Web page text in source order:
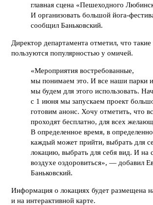
главная сцена «Пешеходного
И организовать большой йога-
сообщил Баньковский.
Директор департамента отметил, что такие
пользуются популярностью у омичей.
«Мероприятия востребованные,
мы понимаем это. И все наши парки
мы будем для этого использовать.
с 1 июня мы запускаем проект
готовим анонс. Хочу отметить, что
проходят бесплатно, для всех
В определенное время, в
каждый может прийти, выбрать для
локацию, выбрать для себя вид. И на
воздухе оздоровиться», — добавил
Баньковский.
Информация о локациях будет размещена
и на интерактивной карте.